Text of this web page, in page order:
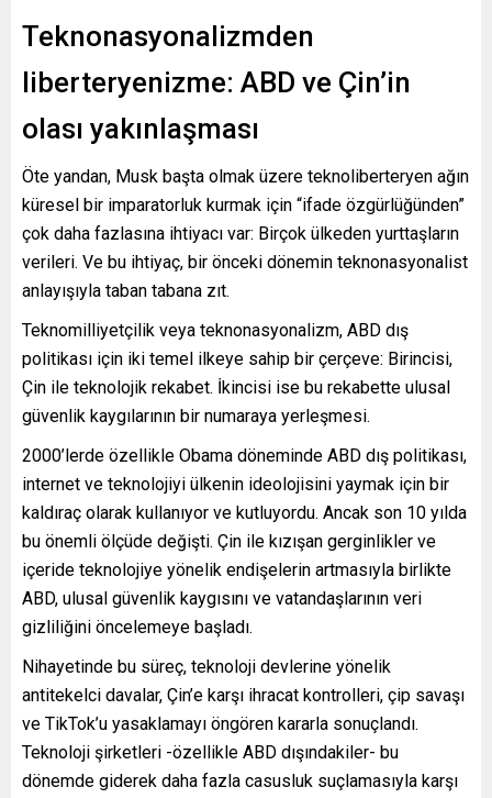
Teknonasyonalizmden
liberteryenizme: ABD ve Çin’in
olası yakınlaşması
Öte yandan, Musk başta olmak üzere teknoliberteryen ağın
küresel bir imparatorluk kurmak için “ifade özgürlüğünden”
çok daha fazlasına ihtiyacı var: Birçok ülkeden yurttaşların
verileri. Ve bu ihtiyaç, bir önceki dönemin teknonasyonalist
anlayışıyla taban tabana zıt.
Teknomilliyetçilik veya teknonasyonalizm, ABD dış
politikası için iki temel ilkeye sahip bir çerçeve: Birincisi,
Çin ile teknolojik rekabet. İkincisi ise bu rekabette ulusal
güvenlik kaygılarının bir numaraya yerleşmesi.
2000’lerde özellikle Obama döneminde ABD dış politikası,
internet ve teknolojiyi ülkenin ideolojisini yaymak için bir
kaldıraç olarak kullanıyor ve kutluyordu. Ancak son 10 yılda
bu önemli ölçüde değişti. Çin ile kızışan gerginlikler ve
içeride teknolojiye yönelik endişelerin artmasıyla birlikte
ABD, ulusal güvenlik kaygısını ve vatandaşlarının veri
gizliliğini öncelemeye başladı.
Nihayetinde bu süreç, teknoloji devlerine yönelik
antitekelci davalar, Çin’e karşı ihracat kontrolleri, çip savaşı
ve TikTok’u yasaklamayı öngören kararla sonuçlandı.
Teknoloji şirketleri -özellikle ABD dışındakiler- bu
dönemde giderek daha fazla casusluk suçlamasıyla karşı